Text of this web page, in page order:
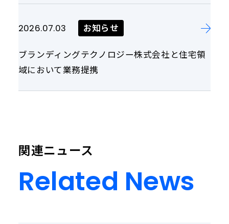
2026.07.03 お知らせ
ブランディングテクノロジー株式会社と住宅領
域において業務提携
関連ニュース
Related News